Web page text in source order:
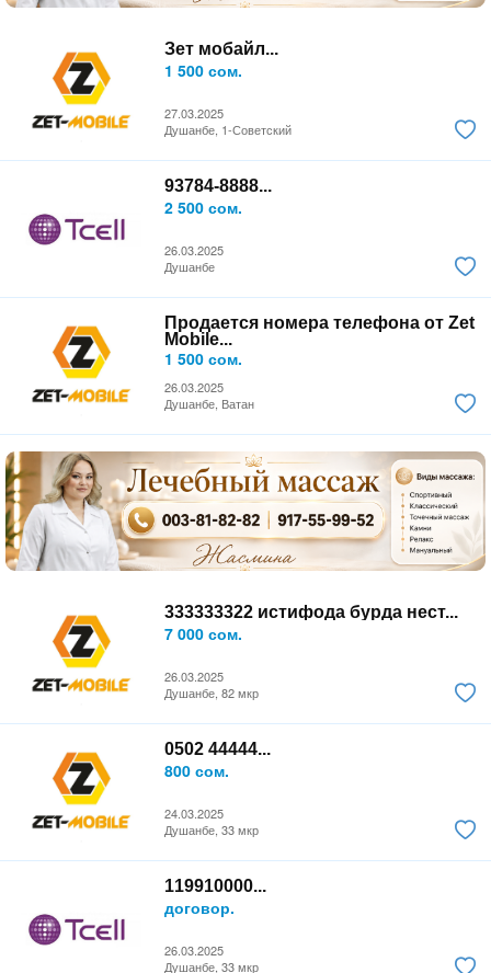
Зет мобайл...
1 500 сом.
27.03.2025
Душанбе, 1-Советский
93784-8888...
2 500 сом.
26.03.2025
Душанбе
Продается номера телефона от Zet
Mobile...
1 500 сом.
26.03.2025
Душанбе, Ватан
333333322 истифода бурда нест...
7 000 сом.
26.03.2025
Душанбе, 82 мкр
0502 44444...
800 сом.
24.03.2025
Душанбе, 33 мкр
119910000...
договор.
26.03.2025
Душанбе, 33 мкр